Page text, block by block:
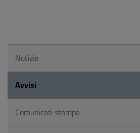
Notizie
Avvisi
Comunicati stampa